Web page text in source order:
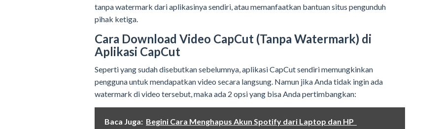
tanpa watermark dari aplikasinya sendiri, atau memanfaatkan bantuan situs pengunduh
pihak ketiga.
Cara Download Video CapCut (Tanpa Watermark) di
Aplikasi CapCut
Seperti yang sudah disebutkan sebelumnya, aplikasi CapCut sendiri memungkinkan
pengguna untuk mendapatkan video secara langsung. Namun jika Anda tidak ingin ada
watermark di video tersebut, maka ada 2 opsi yang bisa Anda pertimbangkan:
Baca Juga: Begini Cara Menghapus Akun Spotify dari Laptop dan HP